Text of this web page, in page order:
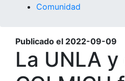
Comunidad
Publicado el 2022-09-09
La UNLA y